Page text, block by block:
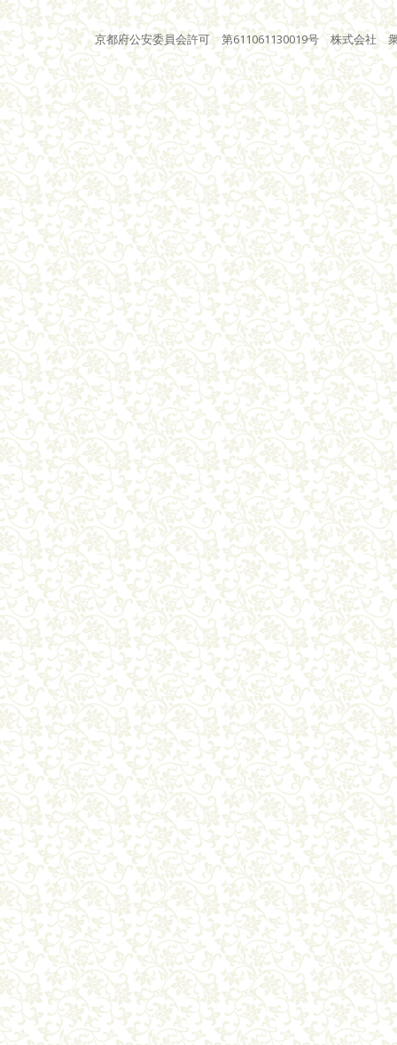
京都府公安委員会許可 第611061130019号 株式会社